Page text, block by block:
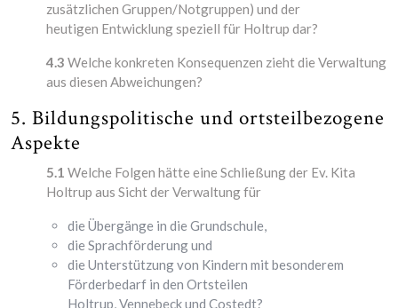
zusätzlichen Gruppen/Notgruppen) und der
heutigen Entwicklung speziell für Holtrup dar?
4.3 Welche konkreten Konsequenzen zieht die Verwaltung
aus diesen Abweichungen?
5. Bildungspolitische und ortsteilbezogene
Aspekte
5.1 Welche Folgen hätte eine Schließung der Ev. Kita
Holtrup aus Sicht der Verwaltung für
die Übergänge in die Grundschule,
die Sprachförderung und
die Unterstützung von Kindern mit besonderem
Förderbedarf in den Ortsteilen
Holtrup, Vennebeck und Costedt?